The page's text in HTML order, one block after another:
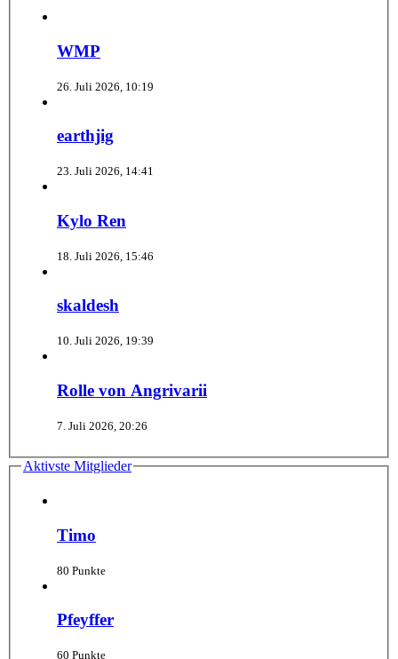
WMP
26. Juli 2026, 10:19
earthjig
23. Juli 2026, 14:41
Kylo Ren
18. Juli 2026, 15:46
skaldesh
10. Juli 2026, 19:39
Rolle von Angrivarii
7. Juli 2026, 20:26
Aktivste Mitglieder
Timo
80 Punkte
Pfeyffer
60 Punkte